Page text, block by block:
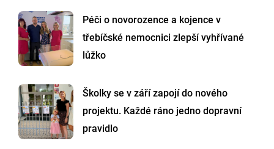
Péči o novorozence a kojence v
třebíčské nemocnici zlepší vyhřívané
lůžko
Školky se v září zapojí do nového
projektu. Každé ráno jedno dopravní
pravidlo